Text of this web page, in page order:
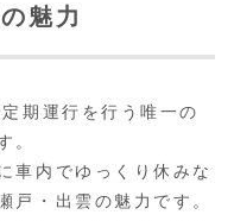
魅力
期運行を行う唯一の
。
車内でゆっくり休みな
戸・出雲の魅力です。